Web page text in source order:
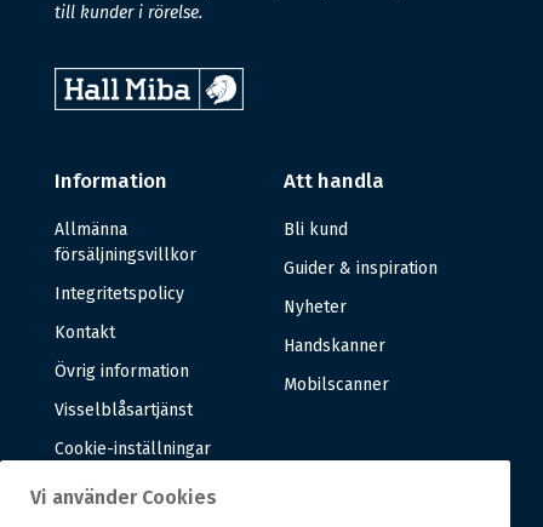
till kunder i rörelse.
Information
Allmänna
försäljningsvillkor
Integritetspolicy
Kontakt
Övrig information
Visselblåsartjänst
Cookie-inställningar
Att handla
Bli kund
Guider & inspiration
Nyheter
Handskanner
Mobilscanner
Vi använder Cookies